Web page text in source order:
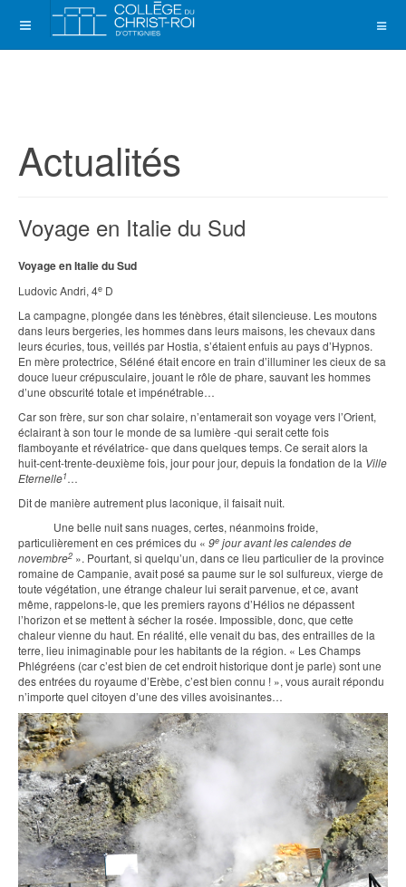
Actualités
Voyage en Italie du Sud
Voyage en Italie du Sud
Ludovic Andri, 4e D
La campagne, plongée dans les ténèbres, était silencieuse. Les moutons
dans leurs bergeries, les hommes dans leurs maisons, les chevaux dans
leurs écuries, tous, veillés par Hostia, s’étaient enfuis au pays d’Hypnos.
En mère protectrice, Séléné était encore en train d’illuminer les cieux de sa
douce lueur crépusculaire, jouant le rôle de phare, sauvant les hommes
d’une obscurité totale et impénétrable…
Car son frère, sur son char solaire, n’entamerait son voyage vers l’Orient,
éclairant à son tour le monde de sa lumière -qui serait cette fois
flamboyante et révélatrice- que dans quelques temps. Ce serait alors la
huit-cent-trente-deuxième fois, jour pour jour, depuis la fondation de la Ville
Eternelle1…
Dit de manière autrement plus laconique, il faisait nuit.
Une belle nuit sans nuages, certes, néanmoins froide,
particulièrement en ces prémices du « 9e jour avant les calendes de
novembre2 ». Pourtant, si quelqu’un, dans ce lieu particulier de la province
romaine de Campanie, avait posé sa paume sur le sol sulfureux, vierge de
toute végétation, une étrange chaleur lui serait parvenue, et ce, avant
même, rappelons-le, que les premiers rayons d’Hélios ne dépassent
l’horizon et se mettent à sécher la rosée. Impossible, donc, que cette
chaleur vienne du haut. En réalité, elle venait du bas, des entrailles de la
terre, lieu inimaginable pour les habitants de la région. « Les Champs
Phlégréens (car c’est bien de cet endroit historique dont je parle) sont une
des entrées du royaume d’Erèbe, c’est bien connu ! », vous aurait répondu
n’importe quel citoyen d’une des villes avoisinantes…